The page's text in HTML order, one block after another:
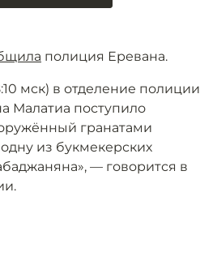
полиция Еревана.
мск) в отделение полиции
Малатиа поступило
гранатами
из букмекерских
— говорится в